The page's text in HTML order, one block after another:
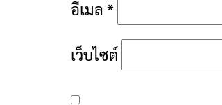
อีเมล *
เว็บไซต์